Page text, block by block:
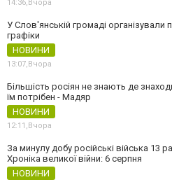
14:36, Вчора
У Слов'янській громаді організували
графіки
НОВИНИ
13:07, Вчора
Більшість росіян не знають де
їм потрібен - Мадяр
НОВИНИ
12:11, Вчора
За минулу добу російські війська 13
Хроніка великої війни: 6 серпня
НОВИНИ